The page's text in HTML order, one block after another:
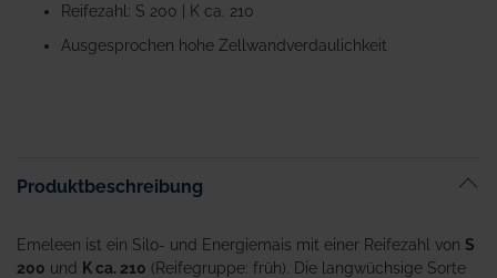
Bildgalerie
springen
Reifezahl: S 200 | K ca. 210
Ausgesprochen hohe Zellwandverdaulichkeit
Produktbeschreibung
Emeleen ist ein Silo- und Energiemais mit einer Reifezahl von S
200 und K ca. 210 (Reifegruppe: früh). Die langwüchsige Sorte